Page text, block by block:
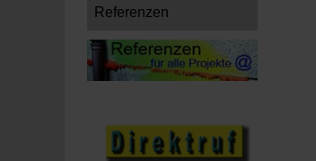
Referenzen